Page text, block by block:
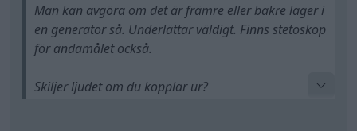
Man kan avgöra om det är främre eller bakre lager i
en generator så. Underlättar väldigt. Finns stetoskop
för ändamålet också.
Skiljer ljudet om du kopplar ur?